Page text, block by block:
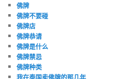
佛牌
佛牌不要碰
佛牌店
佛牌恭请
佛牌是什么
佛牌禁忌
佛牌种类
我在泰国卖佛牌的那几年